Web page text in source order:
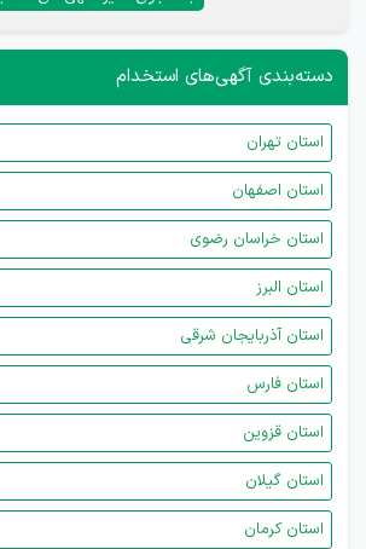
دسته‌بندی آگهی‌های استخدام
استان تهران
استان اصفهان
استان خراسان رضوی
استان البرز
استان آذربایجان شرقی
استان فارس
استان قزوین
استان گیلان
استان کرمان